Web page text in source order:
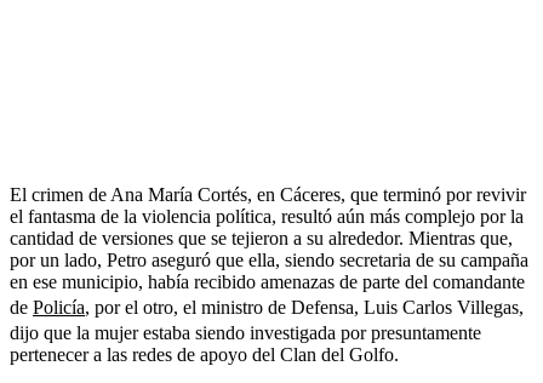
El crimen de Ana María Cortés, en Cáceres, que terminó por revivir
el fantasma de la violencia política, resultó aún más complejo por la
cantidad de versiones que se tejieron a su alrededor. Mientras que,
por un lado, Petro aseguró que ella, siendo secretaria de su campaña
en ese municipio, había recibido amenazas de parte del comandante
de Policía, por el otro, el ministro de Defensa, Luis Carlos Villegas,
dijo que la mujer estaba siendo investigada por presuntamente
pertenecer a las redes de apoyo del Clan del Golfo.